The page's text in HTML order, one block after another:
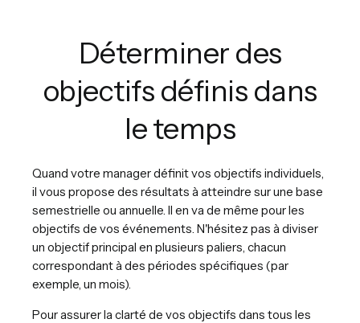
Déterminer des
objectifs définis dans
le temps
Quand votre manager définit vos objectifs individuels,
il vous propose des résultats à atteindre sur une base
semestrielle ou annuelle. Il en va de même pour les
objectifs de vos événements. N'hésitez pas à diviser
un objectif principal en plusieurs paliers, chacun
correspondant à des périodes spécifiques (par
exemple, un mois).
Pour assurer la clarté de vos objectifs dans tous les